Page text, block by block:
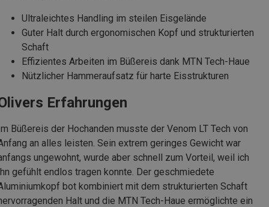
Ultraleichtes Handling im steilen Eisgelände
Guter Halt durch ergonomischen Kopf und strukturierten
Schaft
Effizientes Arbeiten im Büßereis dank MTN Tech-Haue
Nützlicher Hammeraufsatz für harte Eisstrukturen
Erfahrungen
Büßereis der Hochanden musste der Venom LT Tech von
an alles leisten. Sein extrem geringes Gewicht war
ungewohnt, wurde aber schnell zum Vorteil, weil ich
gefühlt endlos tragen konnte. Der geschmiedete
bot kombiniert mit dem strukturierten Schaft
Halt und die MTN Tech-Haue ermöglichte ein